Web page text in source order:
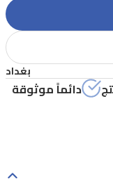
بغداد
دائماً موثوقة